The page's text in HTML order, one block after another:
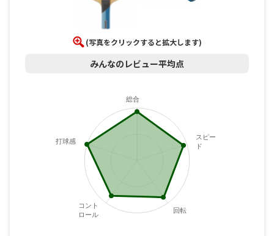
(写真をクリックすると拡大します)
みんなのレビュー平均点
総合
スピー
ド
回転
コント
ロール
打球感